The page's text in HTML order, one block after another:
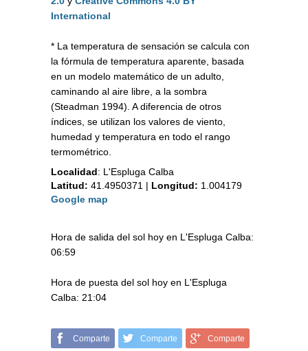
International
* La temperatura de sensación se calcula con
la fórmula de temperatura aparente, basada
en un modelo matemático de un adulto,
caminando al aire libre, a la sombra
(Steadman 1994). A diferencia de otros
índices, se utilizan los valores de viento,
humedad y temperatura en todo el rango
termométrico.
Localidad: L'Espluga Calba
Latitud: 41.4950371 | Longitud: 1.004179
Google map
Hora de salida del sol hoy en L'Espluga Calba:
06:59
Hora de puesta del sol hoy en L'Espluga
Calba: 21:04
Comparte Comparte Comparte